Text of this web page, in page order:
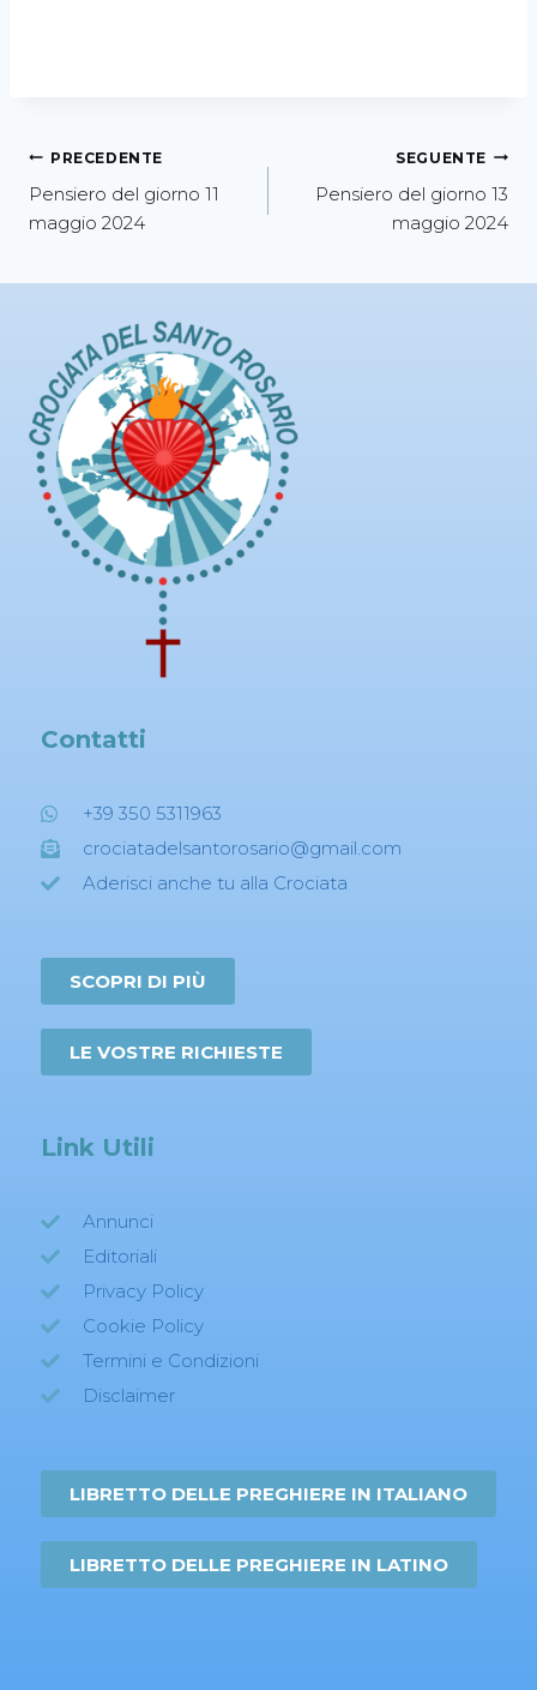
PRECEDENTE
Pensiero del giorno 11
maggio 2024
SEGUENTE
Pensiero del giorno 13
maggio 2024
Contatti
+39 350 5311963
crociatadelsantorosario@gmail.com
Aderisci anche tu alla Crociata
SCOPRI DI PIÙ
LE VOSTRE RICHIESTE
Link Utili
Annunci
Editoriali
Privacy Policy
Cookie Policy
Termini e Condizioni
Disclaimer
LIBRETTO DELLE PREGHIERE IN ITALIANO
LIBRETTO DELLE PREGHIERE IN LATINO